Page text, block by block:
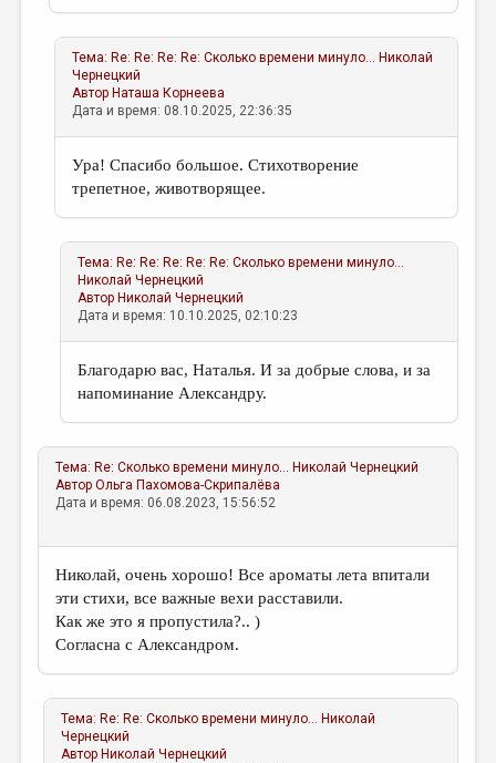
Тема: Re: Re: Re: Re: Сколько времени минуло... Николай
Чернецкий
Автор Наташа Корнеева
Дата и время: 08.10.2025, 22:36:35
Ура! Спасибо большое. Стихотворение
трепетное, животворящее.
Тема: Re: Re: Re: Re: Re: Сколько времени минуло...
Николай Чернецкий
Автор Николай Чернецкий
Дата и время: 10.10.2025, 02:10:23
Благодарю вас, Наталья. И за добрые слова, и за
напоминание Александру.
Тема: Re: Сколько времени минуло... Николай Чернецкий
АвторОльга Пахомова-Скрипалёва
Дата и время: 06.08.2023, 15:56:52
Николай, очень хорошо! Все ароматы лета впитали
эти стихи, все важные вехи расставили.
Как же это я пропустила?.. )
Согласна с Александром.
Тема: Re: Re: Сколько времени минуло... Николай
Чернецкий
Автор Николай Чернецкий